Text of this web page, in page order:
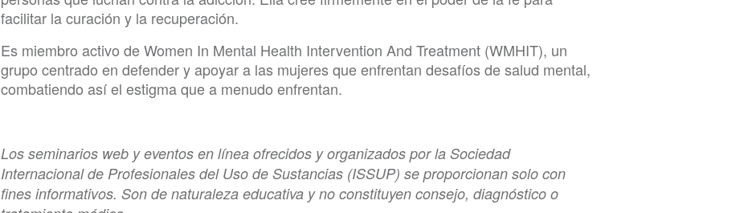
facilitar la curación y la recuperación.
Es miembro activo de Women In Mental Health Intervention And Treatment (WMHIT), un
grupo centrado en defender y apoyar a las mujeres que enfrentan desafíos de salud mental,
combatiendo así el estigma que a menudo enfrentan.
Los seminarios web y eventos en línea ofrecidos y organizados por la Sociedad
Internacional de Profesionales del Uso de Sustancias (ISSUP) se proporcionan solo con
fines informativos. Son de naturaleza educativa y no constituyen consejo, diagnóstico o